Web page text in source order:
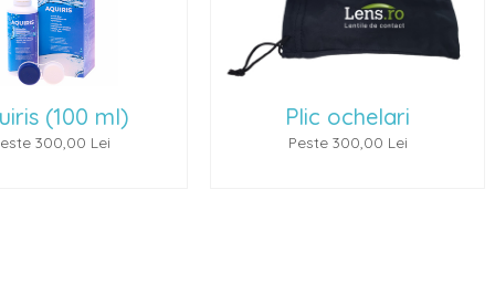
ochelari
300,00 Lei
Ochelari de soare 1
Peste 500,00 Lei